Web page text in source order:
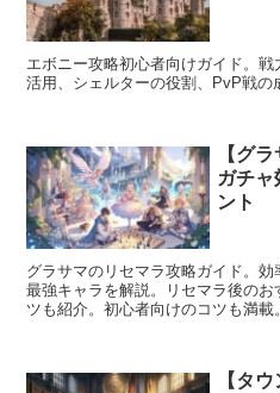
エボニー攻略初心者向けガイド。
活用、シェルターの役割、PvP戦の
【グ
ガチャ
ント
グラサマのリセマラ攻略ガイド。
最強キャラを解説。リセマラ後の
ツも紹介。初心者向けのコツも満
【タ